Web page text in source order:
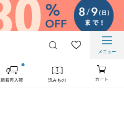
メニュー
新着再入荷 読みもの カート